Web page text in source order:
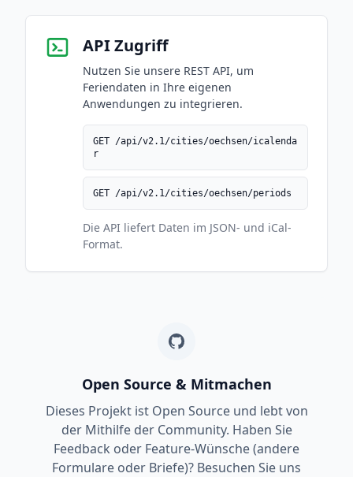
API Zugriff
Nutzen Sie unsere REST API, um
Feriendaten in Ihre eigenen
Anwendungen zu integrieren.
GET /api/v2.1/cities/oechsen/icalenda
r
GET /api/v2.1/cities/oechsen/periods
Die API liefert Daten im JSON- und iCal-
Format.
Open Source & Mitmachen
Dieses Projekt ist Open Source und lebt von
der Mithilfe der Community. Haben Sie
Feedback oder Feature-Wünsche (andere
Formulare oder Briefe)? Besuchen Sie uns